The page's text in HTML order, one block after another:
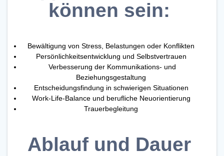
können sein:
Bewältigung von Stress, Belastungen oder Konflikten
Persönlichkeitsentwicklung und Selbstvertrauen
Verbesserung der Kommunikations- und
Beziehungsgestaltung
Entscheidungsfindung in schwierigen Situationen
Work-Life-Balance und berufliche Neuorientierung
Trauerbegleitung
Ablauf und Dauer